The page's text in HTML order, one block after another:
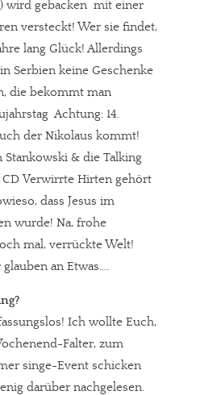
wird gebacken  mit einer
versteckt! Wer sie findet,
lang Glück! Allerdings
Serbien keine Geschenke
die bekommt man
 Achtung: 14.
der Nikolaus kommt!
& die Talking
Verwirrte Hirten gehört
dass Jesus im
wurde! Na, frohe
mal, verrückte Welt!
an Etwas….
Ich wollte Euch,
Falter, zum
singe-Event schicken
darüber nachgelesen.